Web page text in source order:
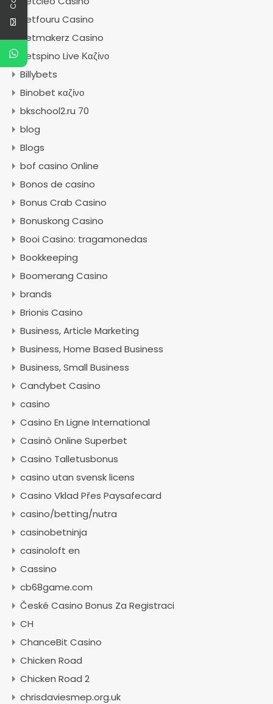
Betfouru Casino
Betmakerz Casino
Betspino Live Καζίνο
Billybets
Binobet καζίνο
bkschool2.ru 70
blog
Blogs
bof casino Online
Bonos de casino
Bonus Crab Casino
Bonuskong Casino
Booi Casino: tragamonedas
Bookkeeping
Boomerang Casino
brands
Brionis Casino
Business, Article Marketing
Business, Home Based Business
Business, Small Business
Candybet Casino
casino
Casino En Ligne International
Casinò Online Superbet
Casino Talletusbonus
casino utan svensk licens
Casino Vklad Přes Paysafecard
casino/betting/nutra
casinobetninja
casinoloft en
Cassino
cb68game.com
České Casino Bonus Za Registraci
CH
ChanceBit Casino
Chicken Road
Chicken Road 2
chrisdaviesmep.org.uk